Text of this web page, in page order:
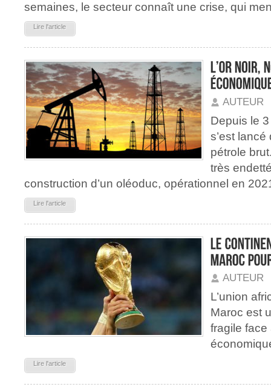
semaines, le secteur connaît une crise, qui
Lire l'article
AUTEUR
Depuis le
s’est lancé
pétrole
très
construction d’un oléoduc, opérationnel en
Lire l'article
AUTEUR
L’union
Maroc est
fragile
Lire l'article